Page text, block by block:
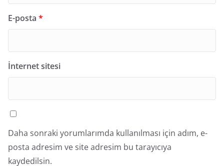
E-posta *
İnternet sitesi
Daha sonraki yorumlarımda kullanılması için adım, e-
posta adresim ve site adresim bu tarayıcıya
kaydedilsin.